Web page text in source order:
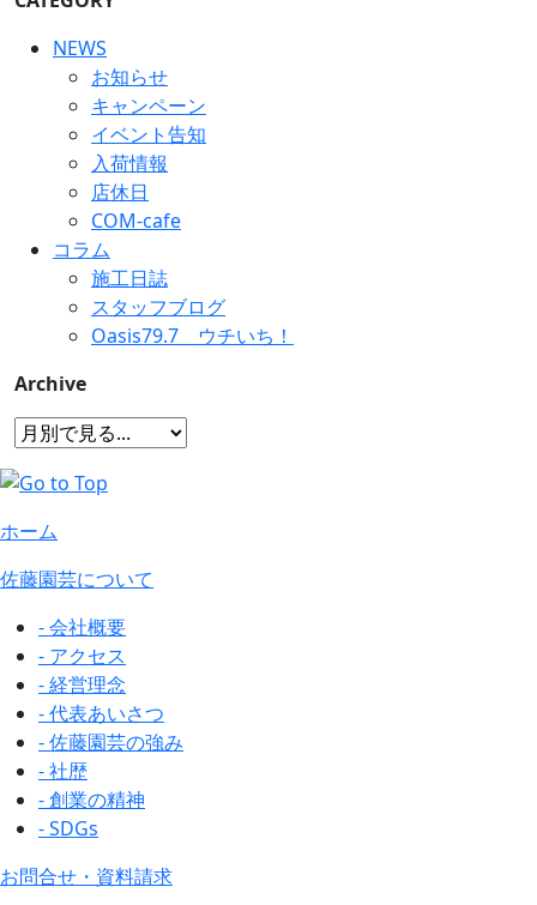
NEWS
お知らせ
キャンペーン
イベント告知
入荷情報
店休日
COM-cafe
コラム
施工日誌
スタッフブログ
Oasis79.7 ウチいち！
Archive
ホーム
佐藤園芸について
- 会社概要
- アクセス
- 経営理念
- 代表あいさつ
- 佐藤園芸の強み
- 社歴
- 創業の精神
- SDGs
お問合せ・資料請求